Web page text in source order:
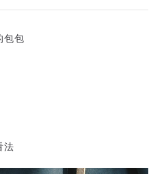
包包
法